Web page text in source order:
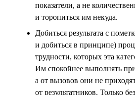
показатели, а не
и торопиться им некуда.
Добиться результата с
и добиться в принципе)
трудности, которых эта
Им спокойнее выполнять
а от вызовов они не
от результатников. Только